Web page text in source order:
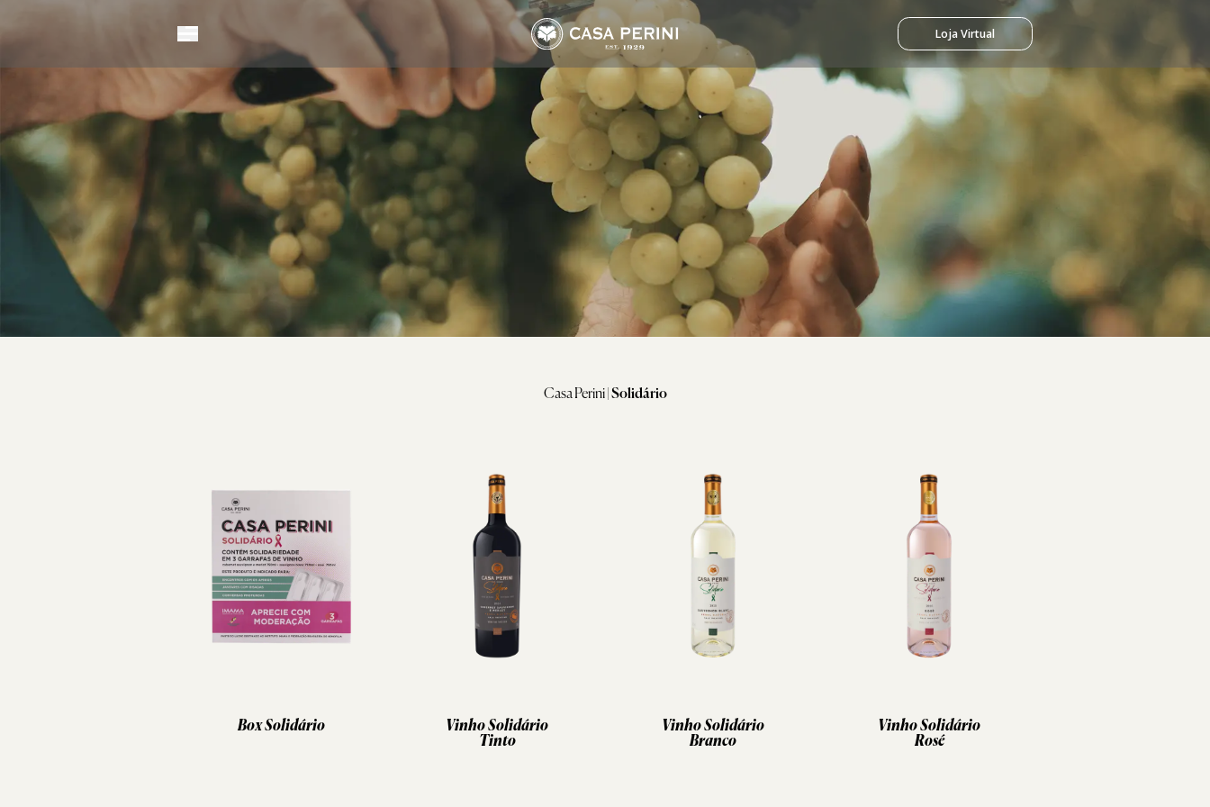
Loja Virtual
Vinhos
Benildo Perini
Matteo
Qu4tro
Fração Única
Vitis
Solidário
Espumantes
Charmat
Dona Carmo
Diamantes
Vintage
ICE
Erick Jacquin
Método Tradicional
Arbo
Assemblage
Cabernet Sauvignon
Marselan
Moscato & Trebbiano
Frisantes Macaw
Tropical Branco
Tropical Rosé
Suco Perini
Suco Tinto
Suco Branco
Casa Perini Solidário
Box Solidário
Vinho Solidário
Tinto
Vinho Solidário
Branco
Vinho Solidário
Rosé